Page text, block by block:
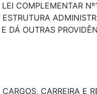
COMPLEMENTAR
DÁ OUTRAS
CARREIRA E